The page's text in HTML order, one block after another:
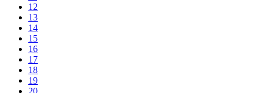
12
13
14
15
16
17
18
19
20